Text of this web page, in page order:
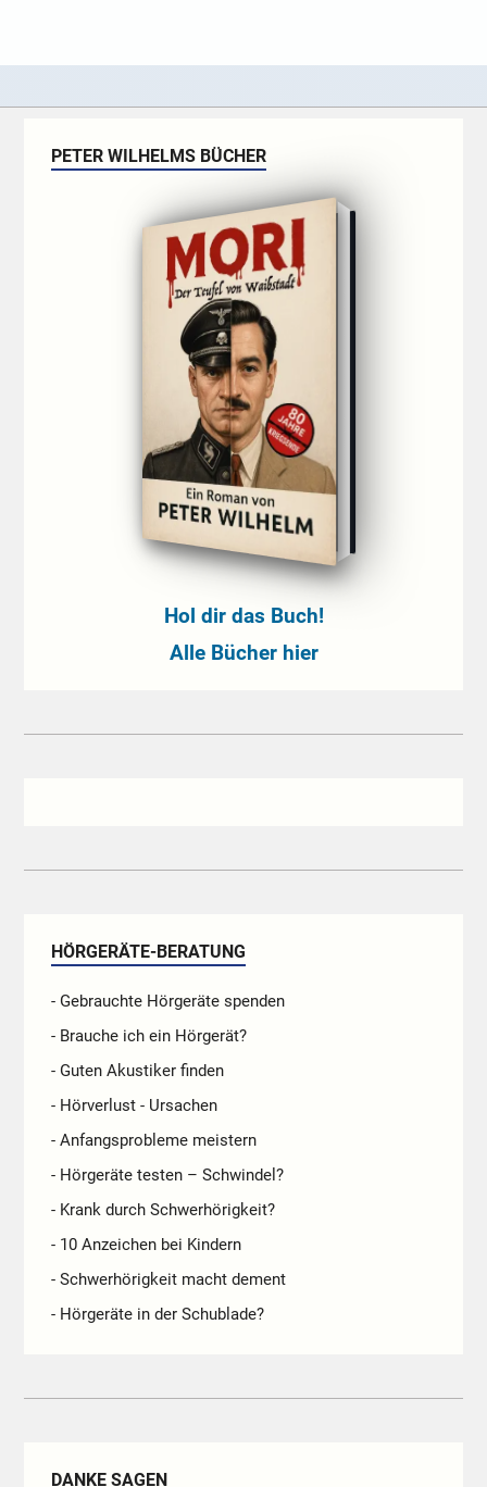
PETER WILHELMS BÜCHER
Hol dir das Buch!
Alle Bücher hier
HÖRGERÄTE-BERATUNG
- Gebrauchte Hörgeräte spenden
- Brauche ich ein Hörgerät?
- Guten Akustiker finden
- Hörverlust - Ursachen
- Anfangsprobleme meistern
- Hörgeräte testen – Schwindel?
- Krank durch Schwerhörigkeit?
- 10 Anzeichen bei Kindern
- Schwerhörigkeit macht dement
- Hörgeräte in der Schublade?
DANKE SAGEN